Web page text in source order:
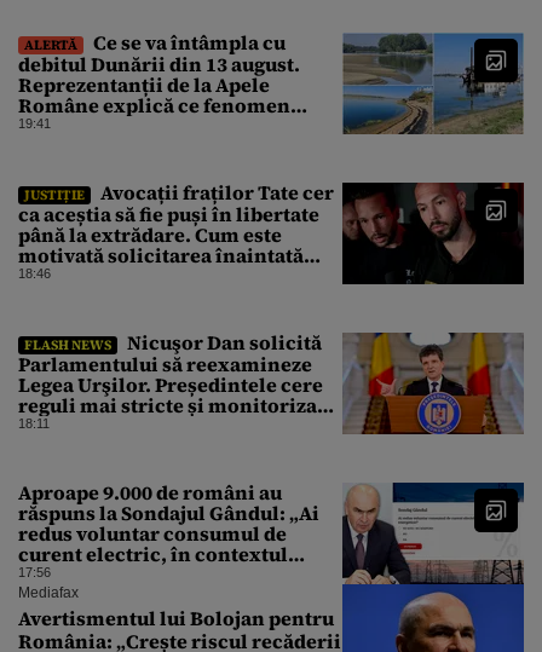
ALERTĂ
Ce se va întâmpla cu
debitul Dunării din 13 august.
Reprezentanții de la Apele
Române explică ce fenomen
urmează
19:41
JUSTIȚIE
Avocații fraților Tate cer
ca aceștia să fie puși în libertate
până la extrădare. Cum este
motivată solicitarea înaintată
instanței
18:46
FLASH NEWS
Nicuşor Dan solicită
Parlamentului să reexamineze
Legea Urşilor. Președintele cere
reguli mai stricte și monitorizare
în timp real
18:11
Aproape 9.000 de români au
răspuns la Sondajul Gândul: „Ai
redus voluntar consumul de
curent electric, în contextul
crizei energetice?” Rezultatul a
fost o surpriză
17:56
Mediafax
Avertismentul lui Bolojan pentru
România: „Crește riscul recăderii